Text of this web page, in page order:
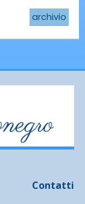
archivio
Contatti